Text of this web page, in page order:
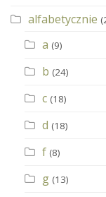
alfabetycznie
a (9)
b (24)
c (18)
d (18)
f (8)
g (13)